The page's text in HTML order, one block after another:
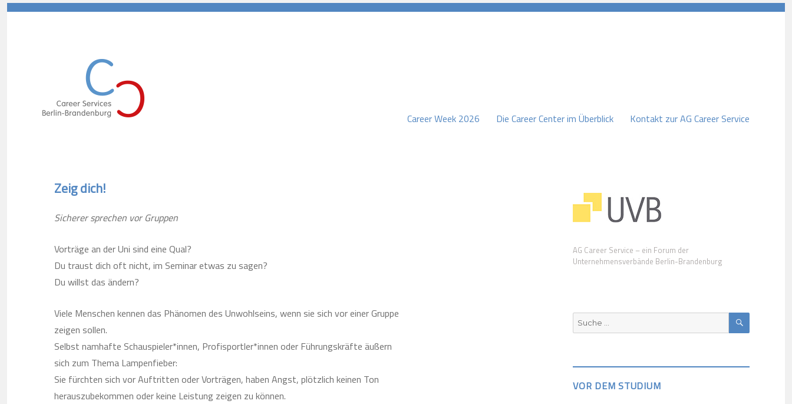
Career Week 2026 Die Career Center im Überblick Kontakt zur AG Career Service
Zeig dich!
Sicherer sprechen vor Gruppen
Vorträge an der Uni sind eine Qual?
Du traust dich oft nicht, im Seminar etwas zu sagen?
Du willst das ändern?
Viele Menschen kennen das Phänomen des Unwohlseins, wenn sie sich vor einer Gruppe
zeigen sollen.
Selbst namhafte Schauspieler*innen, Profisportler*innen oder Führungskräfte äußern
sich zum Thema Lampenfieber:
Sie fürchten sich vor Auftritten oder Vorträgen, haben Angst, plötzlich keinen Ton
herauszubekommen oder keine Leistung zeigen zu können.
AG Career Service – ein Forum der
Unternehmensverbände Berlin-Brandenburg
Suche
nach:
SUCHEN
VOR DEM STUDIUM